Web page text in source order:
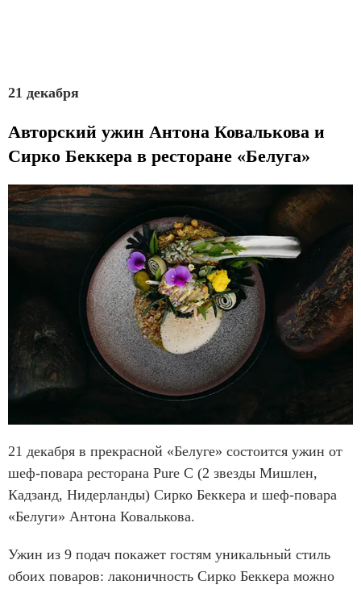
21 декабря
Авторский ужин Антона Ковалькова и
Сирко Беккера в ресторане «Белуга»
21 декабря в прекрасной «Белуге» состоится ужин от
шеф-повара ресторана Pure C (2 звезды Мишлен,
Кадзанд, Нидерланды) Сирко Беккера и шеф-повара
«Белуги» Антона Ковалькова.
Ужин из 9 подач покажет гостям уникальный стиль
обоих поваров: лаконичность Сирко Беккера можно